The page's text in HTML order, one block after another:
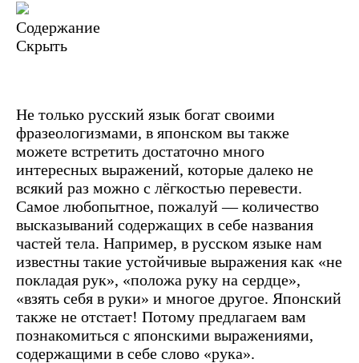
Содержание
Скрыть
Не только русский язык богат своими
фразеологизмами, в японском вы также
можете встретить достаточно много
интересных выражений, которые далеко не
всякий раз можно с лёгкостью перевести.
Самое любопытное, пожалуй — количество
высказываний содержащих в себе названия
частей тела. Например, в русском языке нам
известны такие устойчивые выражения как «не
покладая рук», «положа руку на сердце»,
«взять себя в руки» и многое другое. Японский
также не отстает! Потому предлагаем вам
познакомиться с японскими выражениями,
содержащими в себе слово «рука».